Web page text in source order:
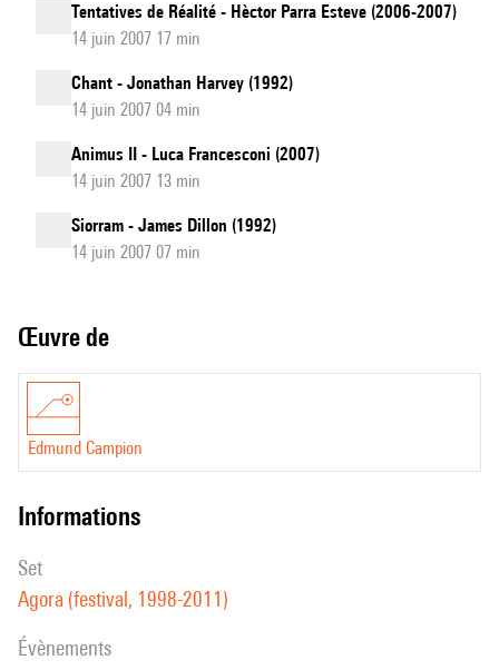
Tentatives de Réalité - Hèctor Parra Esteve (2006-2007)
14 juin 2007 17 min
Chant - Jonathan Harvey (1992)
14 juin 2007 04 min
Animus II - Luca Francesconi (2007)
14 juin 2007 13 min
Siorram - James Dillon (1992)
14 juin 2007 07 min
Œuvre de
Edmund Campion
informations
set
Agora (festival, 1998-2011)
évènements